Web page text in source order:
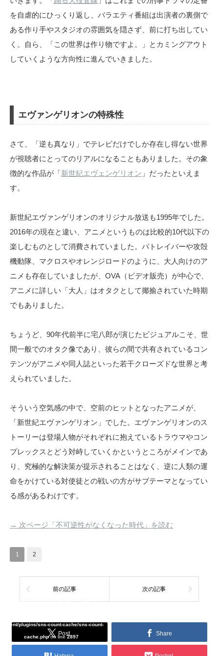
を自虐的にひっくり返し、バラエティ番組は出演者の裏側で
ある作り手やスタジオの雰囲気を隠さず、前に打ち出してい
く。自ら、「この世界は作り物ですよ。」とカミングアウト
していくような方向性に進んでいきました。
エヴァンゲリオンの特殊性
さて、「逆も真なり」でテレビだけでしか存在し得ない世界
が視聴者にとってのリアルになることもありました。その象
徴的な作品が「新世紀エヴェンゲリオン 」だったといえま
す。
新世紀エヴァンゲリオンのオリジナル放送も1995年でした。
2016年の現在と違い、アニメというものは比較的10代以下の
楽しむものとして消費されていました。パトレイバーや攻殻
機動隊、マクロスやオレンジロードのように、大人向けのア
ニメも存在していましたが、OVA（ビデオ販売）が中心で、
アニメに詳しい「大人」はオタクとして揶揄されていた時期
でもありました。
ちょうど、90年代前半に宅八郎が演じたビジュアルこそ、世
間一般でのオタク像であり、彼らの間で共有されているコン
テンツがアニメや同人誌といった若干クローズドな世界と考
えられていました。
そういう空気感の中で、空前のヒットとなったアニメが、
「新世紀エヴァンゲリオン」でした。エヴァンゲリオンのス
トーリーは登場人物がそれぞれに抱えているトラウマやコン
プレックスとどう対峙していくかというところがメインであ
り、究極的な解決策が提示されることはなく、逆に人類の運
命をかけている対使徒との戦いの方がサブテーマとなってい
る感があるわけです。
→ 次ページ「不可逆性がなくなった時代」を読む
1 2
前の記事 次の記事
Post
plugins/sns-count-cache/sns-count-
cache.phpon line2897 Share